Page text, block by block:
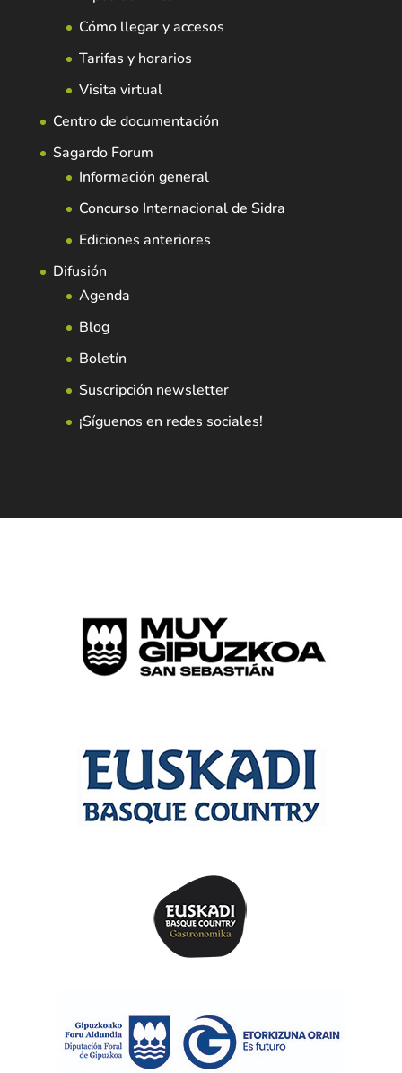
Cómo llegar y accesos
Tarifas y horarios
Visita virtual
Centro de documentación
Sagardo Forum
Información general
Concurso Internacional de Sidra
Ediciones anteriores
Difusión
Agenda
Blog
Boletín
Suscripción newsletter
¡Síguenos en redes sociales!